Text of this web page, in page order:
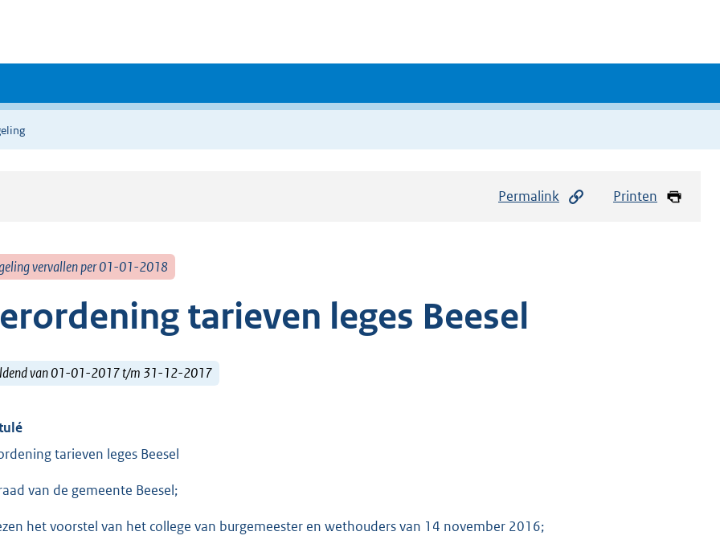
Permalink Printen
vervallen per 01-01-2018
tarieven leges Beesel
van 01-01-2017 t/m 31-12-2017
tarieven leges Beesel
van de gemeente Beesel;
het voorstel van het college van burgemeester en wethouders van 14 november 2016;